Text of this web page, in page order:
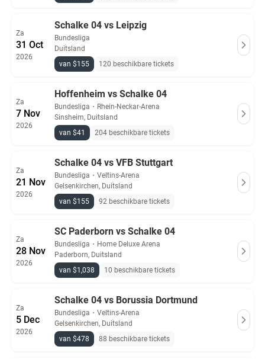
Za
31 Oct
2026
Schalke 04 vs Leipzig
Bundesliga
Duitsland
van $155
120 beschikbare tickets
Za
7 Nov
2026
Hoffenheim vs Schalke 04
Bundesliga ・ Rhein-Neckar-Arena
Sinsheim, Duitsland
van $41
204 beschikbare tickets
Za
21 Nov
2026
Schalke 04 vs VFB Stuttgart
Bundesliga ・ Veltins-Arena
Gelsenkirchen, Duitsland
van $155
92 beschikbare tickets
Za
28 Nov
2026
SC Paderborn vs Schalke 04
Bundesliga ・ Home Deluxe Arena
Paderborn, Duitsland
van $1,038
10 beschikbare tickets
Za
5 Dec
2026
Schalke 04 vs Borussia Dortmund
Bundesliga ・ Veltins-Arena
Gelsenkirchen, Duitsland
van $478
88 beschikbare tickets